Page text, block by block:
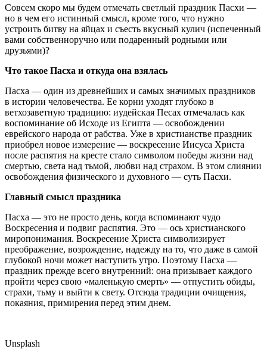
Совсем скоро мы будем отмечать светлый праздник Пасхи —
но в чем его истинный смысл, кроме того, что нужно
устроить битву на яйцах и съесть вкусный кулич (испеченный
вами собственноручно или подаренный родными или
друзьями)?
Что такое Пасха и откуда она взялась
Пасха — один из древнейших и самых значимых праздников
в истории человечества. Ее корни уходят глубоко в
ветхозаветную традицию: иудейская Песах отмечалась как
воспоминание об Исходе из Египта — освобождении
еврейского народа от рабства. Уже в христианстве праздник
приобрел новое измерение — воскресение Иисуса Христа
после распятия на кресте стало символом победы жизни над
смертью, света над тьмой, любви над страхом. В этом слиянии
освобождения физического и духовного — суть Пасхи.
Главный смысл праздника
Пасха — это не просто день, когда вспоминают чудо
Воскресения и подвиг распятия. Это — ось христианского
миропонимания. Воскресение Христа символизирует
преображение, возрождение, надежду на то, что даже в самой
глубокой ночи может наступить утро. Поэтому Пасха —
праздник прежде всего внутренний: она призывает каждого
пройти через свою «маленькую смерть» — отпустить обиды,
страхи, тьму и выйти к свету. Отсюда традиции очищения,
покаяния, примирения перед этим днем.
Unsplash